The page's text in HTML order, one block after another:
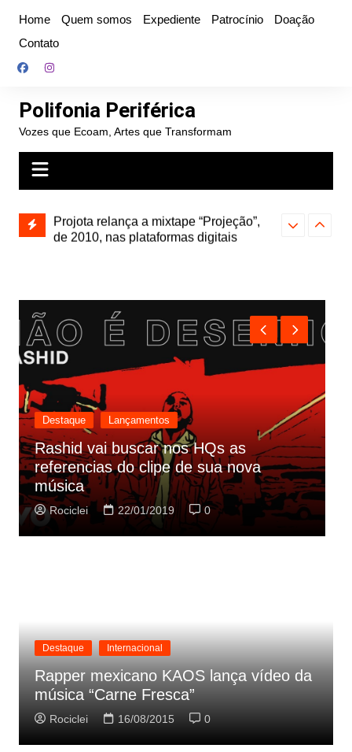
conteúdo
Home Quem somos Expediente Patrocínio
Doação
Contato
Polifonia Periférica
Vozes que Ecoam, Artes que Transformam
e abre
autoral,
Projota relança a mixtape “Projeção”,
de 2010, nas plataformas digitais
Farofa
Destaque Lançamentos
Rashid vai buscar nos HQs as
referencias do clipe de sua nova
música
Rociclei 22/01/2019 0
Destaque Internacional
Rapper mexicano KAOS lança vídeo da
música “Carne Fresca”
Rociclei 16/08/2015 0